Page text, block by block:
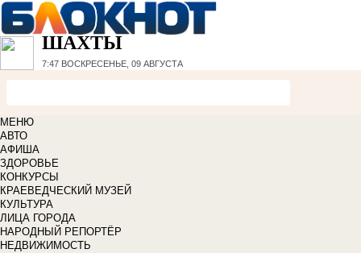
ШАХТЫ
7:47 ВОСКРЕСЕНЬЕ, 09 АВГУСТА
МЕНЮ
АВТО
АФИША
ЗДОРОВЬЕ
КОНКУРСЫ
КРАЕВЕДЧЕСКИЙ МУЗЕЙ
КУЛЬТУРА
ЛИЦА ГОРОДА
НАРОДНЫЙ РЕПОРТЁР
НЕДВИЖИМОСТЬ